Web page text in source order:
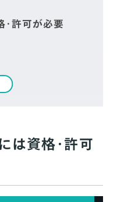
許可が必要
も衛生管理や表示
に沿った衛生
は資格・許可